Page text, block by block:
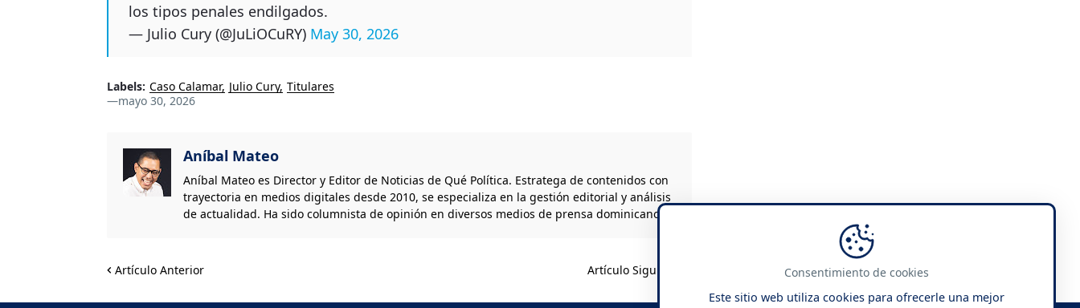
los tipos penales endilgados.
— Julio Cury (@JuLiOCuRY) May 30, 2026
Labels: Caso Calamar Julio Cury Titulares
—mayo 30, 2026
Aníbal Mateo
Aníbal Mateo es Director y Editor de Noticias de Qué Política. Estratega de contenidos con
trayectoria en medios digitales desde 2010, se especializa en la gestión editorial y análisis
de actualidad. Ha sido columnista de opinión en diversos medios de prensa dominicanos.
Artículo Anterior Artículo Siguiente
Consentimiento de cookies
Este sitio web utiliza cookies para ofrecerle una mejor